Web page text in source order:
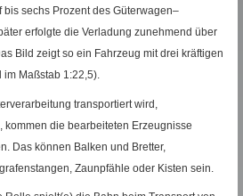
sechs Prozent des Güterwagen–
erfolgte die Verladung zunehmend über
Bild zeigt so ein Fahrzeug mit drei kräftigen
im Maßstab 1:22,5).
transportiert wird,
die bearbeiteten Erzeugnisse
Das können Balken und Bretter,
Zaunpfähle oder Kisten sein.